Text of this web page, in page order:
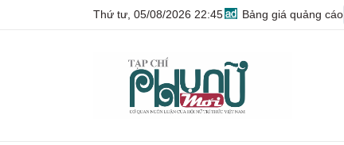
Thứ tư, 05/08/2026 22:45 Bảng giá quảng cáo